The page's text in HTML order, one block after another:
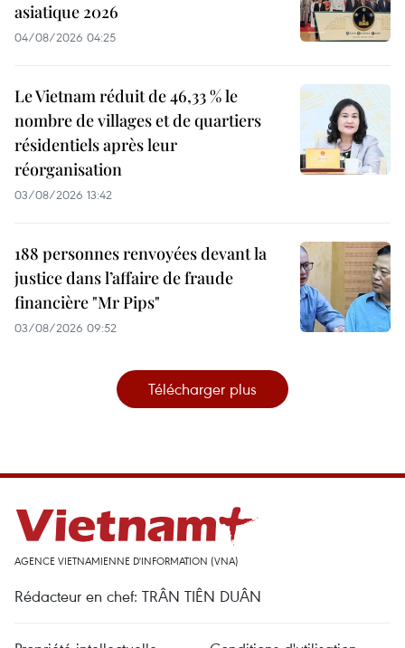
asiatique 2026
04/08/2026 04:25
Le Vietnam réduit de 46,33 % le
nombre de villages et de quartiers
résidentiels après leur
réorganisation
03/08/2026 13:42
188 personnes renvoyées devant la
justice dans l’affaire de fraude
financière "Mr Pips"
03/08/2026 09:52
Télécharger plus
AGENCE VIETNAMIENNE D'INFORMATION (VNA)
Rédacteur en chef: TRÂN TIÊN DUÂN